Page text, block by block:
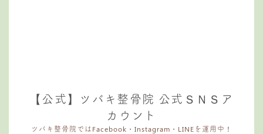
【公式】ツバキ整骨院 公式ＳＮＳア
カウント
ツバキ整骨院ではFacebook・Instagram・LINEを運用中！